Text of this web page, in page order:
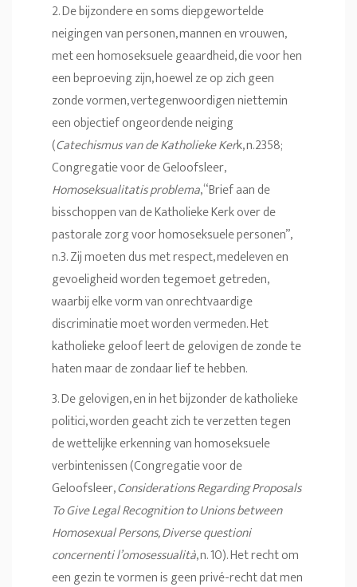
2. De bijzondere en soms diepgewortelde
neigingen van personen, mannen en vrouwen,
met een homoseksuele geaardheid, die voor hen
een beproeving zijn, hoewel ze op zich geen
zonde vormen, vertegenwoordigen niettemin
een objectief ongeordende neiging
(Catechismus van de Katholieke Kerk, n.2358;
Congregatie voor de Geloofsleer,
Homoseksualitatis problema, “Brief aan de
bisschoppen van de Katholieke Kerk over de
pastorale zorg voor homoseksuele personen”,
n.3. Zij moeten dus met respect, medeleven en
gevoeligheid worden tegemoet getreden,
waarbij elke vorm van onrechtvaardige
discriminatie moet worden vermeden. Het
katholieke geloof leert de gelovigen de zonde te
haten maar de zondaar lief te hebben.
3. De gelovigen, en in het bijzonder de katholieke
politici, worden geacht zich te verzetten tegen
de wettelijke erkenning van homoseksuele
verbintenissen (Congregatie voor de
Geloofsleer,Considerations Regarding Proposals
To Give Legal Recognition to Unions between
Homosexual Persons, Diverse questioni
concernenti l’omosessualità, n. 10). Het recht om
een gezin te vormen is geen privé-recht dat men